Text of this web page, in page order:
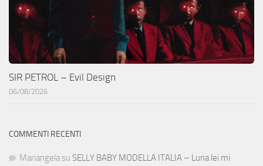
SIR PETROL – Evil Design
06/08/2026
COMMENTI RECENTI
Mariangela su SELLY BABY MODELLA ITALIA – Luna lei mi